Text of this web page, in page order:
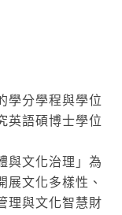
學分學程與學位
英語碩博士學位
與文化治理」為
展文化多樣性、
理與文化智慧財